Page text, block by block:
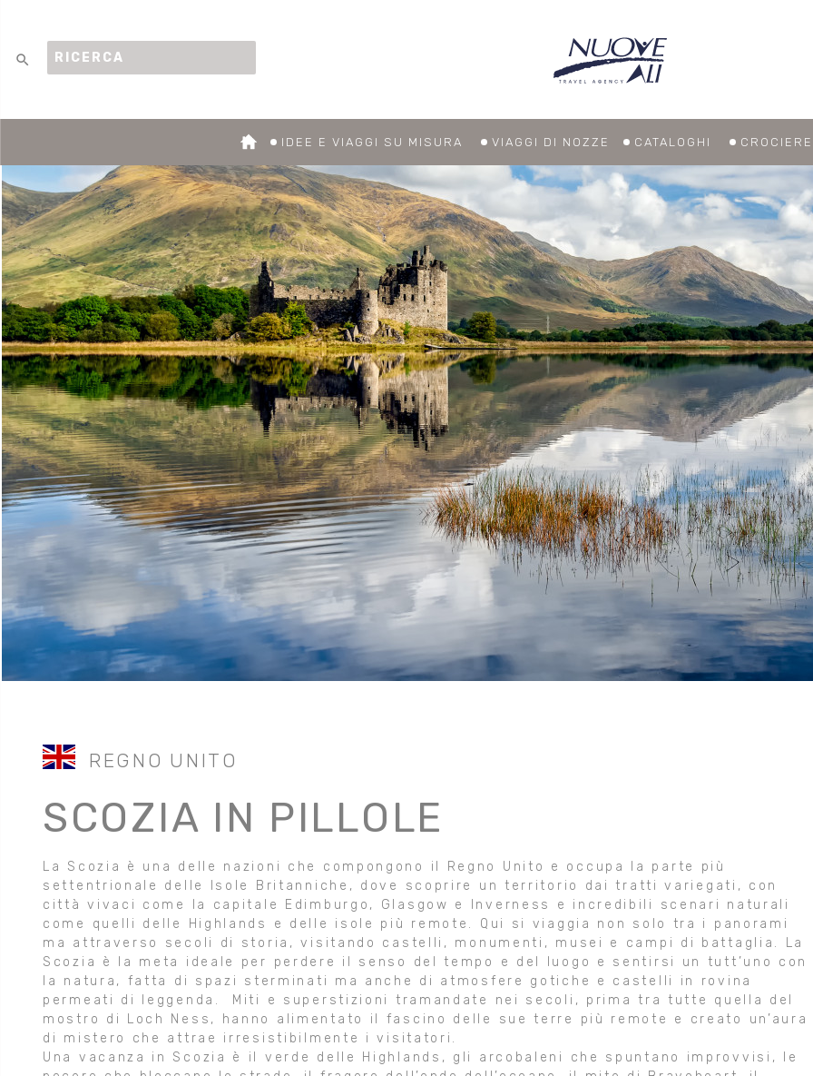
search
IDEE E VIAGGI SU MISURA VIAGGI DI NOZZE CATALOGHI CROCIERE
REGNO UNITO
SCOZIA IN PILLOLE
La Scozia è una delle nazioni che compongono il Regno Unito e occupa la parte più
settentrionale delle Isole Britanniche, dove scoprire un territorio dai tratti variegati, con
città vivaci come la capitale Edimburgo, Glasgow e Inverness e incredibili scenari naturali
come quelli delle Highlands e delle isole più remote. Qui si viaggia non solo tra i panorami
ma attraverso secoli di storia, visitando castelli, monumenti, musei e campi di battaglia. La
Scozia è la meta ideale per perdere il senso del tempo e del luogo e sentirsi un tutt’uno con
la natura, fatta di spazi sterminati ma anche di atmosfere gotiche e castelli in rovina
permeati di leggenda. Miti e superstizioni tramandate nei secoli, prima tra tutte quella del
mostro di Loch Ness, hanno alimentato il fascino delle sue terre più remote e creato un’aura
di mistero che attrae irresistibilmente i visitatori.
Una vacanza in Scozia è il verde delle Highlands, gli arcobaleni che spuntano improvvisi, le